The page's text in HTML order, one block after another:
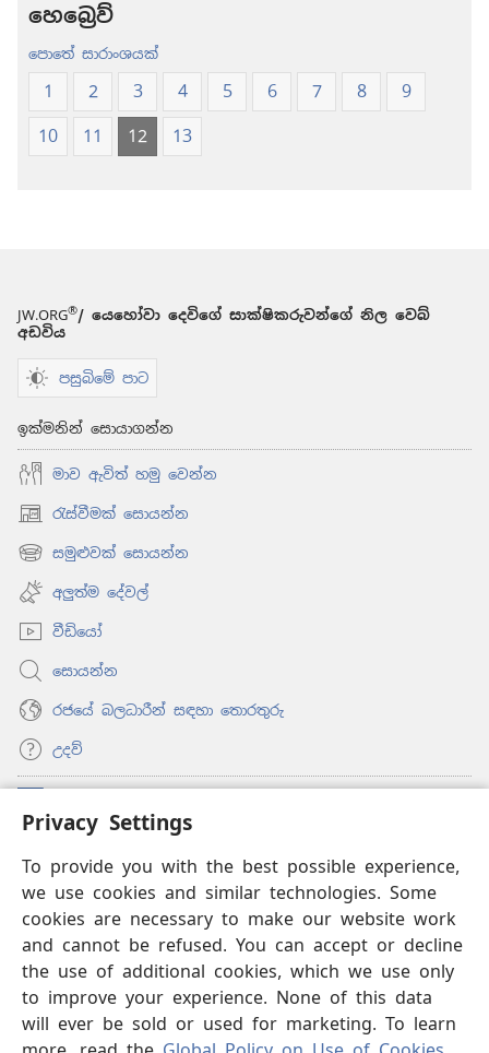
Privacy Settings
To provide you with the best possible experience,
we use cookies and similar technologies. Some
cookies are necessary to make our website work
and cannot be refused. You can accept or decline
the use of additional cookies, which we use only
to improve your experience. None of this data
will ever be sold or used for marketing. To learn
(2024(2024
හෙබ්‍රෙව්
පොතේ සාරාංශයක්
1 2 3 4 5 6 7 8
9
10
11 12 13
JW.ORG®/ යෙහෝවා දෙවිගේ සාක්ෂිකරුවන්ගේ නිල වෙබ්
අඩවිය
පසුබිමේ පාට
ඉක්මනින් සොයාගන්න
මාව ඇවිත් හමු වෙන්න
රැස්වීමක් සොයන්න
(opens
new
window)
සමුළුවක් සොයන්න
(opens
new
window)
අලුත්ම දේවල්
වීඩියෝ
සොයන්න
රජයේ බලධාරීන් සඳහා තොරතුරු
උදව්
(opens
new
window)
ඔන්ලයින් ලයිබ්‍රරි
(opens
new
window)JW Hub
(opens
new
window)‘JW ලයිබ්‍රරි’